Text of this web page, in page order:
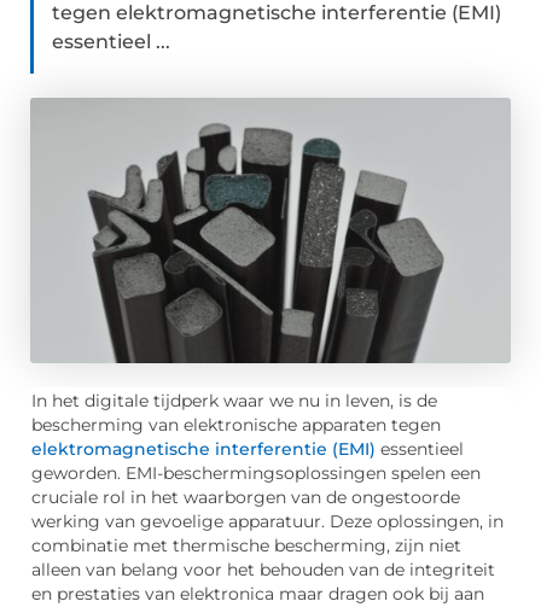
tegen elektromagnetische interferentie (EMI)
essentieel ...
In het digitale tijdperk waar we nu in leven, is de
bescherming van elektronische apparaten tegen
elektromagnetische interferentie (EMI) essentieel
geworden. EMI-beschermingsoplossingen spelen een
cruciale rol in het waarborgen van de ongestoorde
werking van gevoelige apparatuur. Deze oplossingen, in
combinatie met thermische bescherming, zijn niet
alleen van belang voor het behouden van de integriteit
en prestaties van elektronica maar dragen ook bij aan